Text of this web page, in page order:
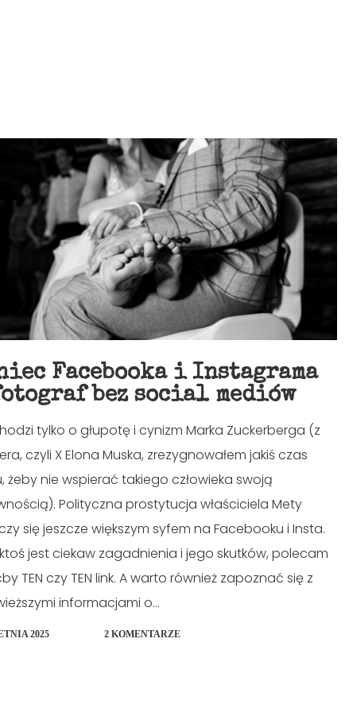
Facebooka i Instagrama
bez social mediów
tylko o głupotę i cynizm Marka Zuckerberga (z
czyli X Elona Muska, zrezygnowałem jakiś czas
żeby nie wspierać takiego człowieka swoją
Polityczna prostytucja właściciela Mety
się jeszcze większym syfem na Facebooku i Insta.
jest ciekaw zagadnienia i jego skutków, polecam
TEN czy TEN link. A warto również zapoznać się z
informacjami o...
2025 2 KOMENTARZE